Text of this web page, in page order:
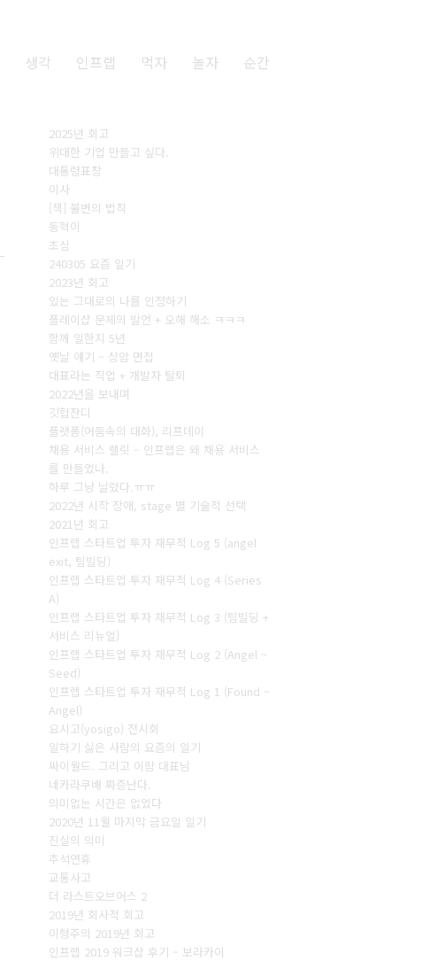
생각 인프랩 먹자 놀자 순간
2025년 회고
위대한 기업 만들고 싶다.
대통령표창
이사
[책] 불변의 법칙
동혁이
초심
240305 요즘 일기
2023년 회고
있는 그대로의 나를 인정하기
플레이샵 문제의 발언 + 오해 해소 ㅋㅋㅋ
함께 일한지 5년
옛날 얘기 – 상암 면접
대표라는 직업 + 개발자 탈퇴
2022년을 보내며
깃헙잔디
플랫폼(어둠속의 대화), 리프데이
채용 서비스 랠릿 – 인프랩은 왜 채용 서비스
를 만들었나.
하루 그냥 날렸다.ㅠㅠ
2022년 시작 장애, stage 별 기술적 선택
2021년 회고
인프랩 스타트업 투자 재무적 Log 5 (angel
exit, 팀빌딩)
인프랩 스타트업 투자 재무적 Log 4 (Series
A)
인프랩 스타트업 투자 재무적 Log 3 (팀빌딩 +
서비스 리뉴얼)
인프랩 스타트업 투자 재무적 Log 2 (Angel ~
Seed)
인프랩 스타트업 투자 재무적 Log 1 (Found ~
Angel)
요시고(yosigo) 전시회
일하기 싫은 사람의 요즘의 일기
싸이월드. 그리고 이람 대표님
네카라쿠배 짜증난다.
의미없는 시간은 없었다
2020년 11월 마지막 금요일 일기
진실의 의미
추석연휴
교통사고
더 라스트오브어스 2
2019년 회사적 회고
이형주의 2019년 회고
인프랩 2019 워크샵 후기 – 보라카이